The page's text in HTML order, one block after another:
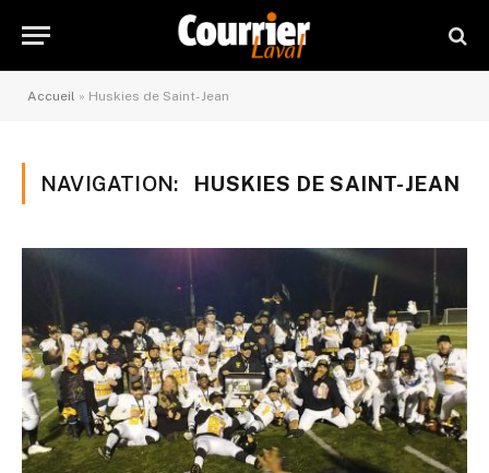
Accueil » Huskies de Saint-Jean
NAVIGATION: HUSKIES DE SAINT-JEAN